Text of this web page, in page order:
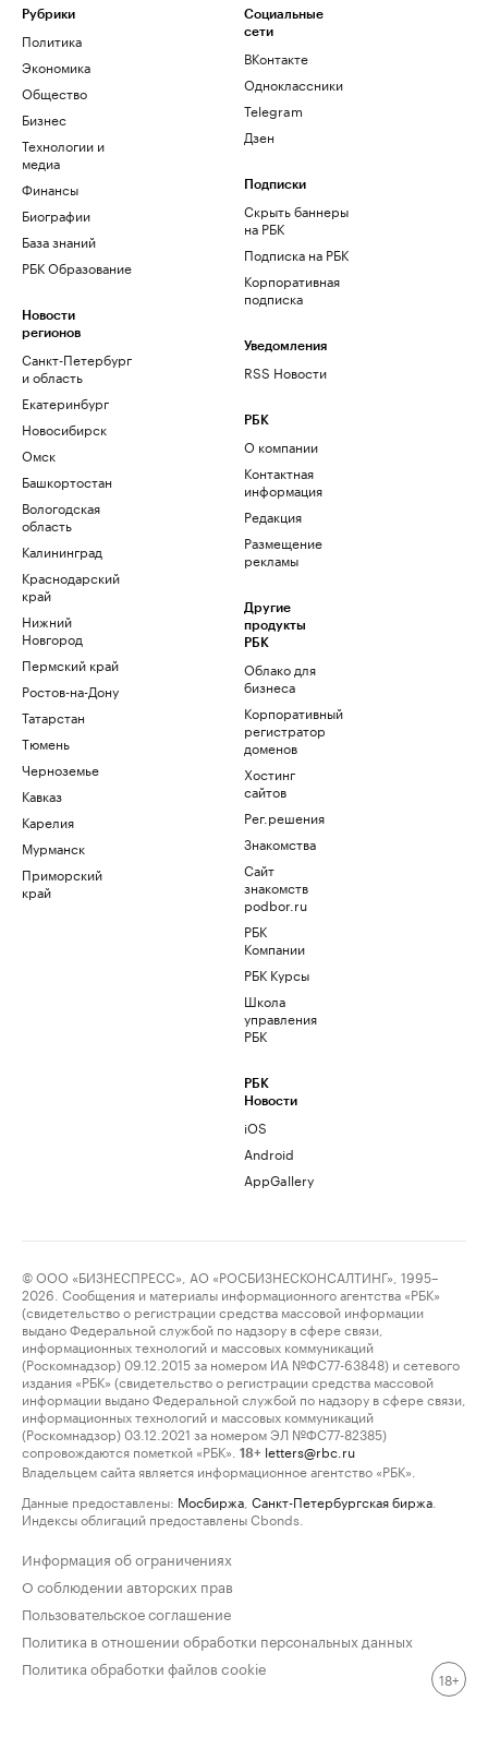
Рубрики
Политика
Экономика
Общество
Бизнес
Технологии и
медиа
Финансы
Биографии
База знаний
РБК Образование
Новости
регионов
Санкт-Петербург
и область
Екатеринбург
Новосибирск
Омск
Башкортостан
Вологодская
область
Калининград
Краснодарский
край
Нижний
Новгород
Пермский край
Ростов-на-Дону
Татарстан
Тюмень
Черноземье
Кавказ
Карелия
Мурманск
Приморский
край
Социальные
сети
ВКонтакте
Одноклассники
Telegram
Дзен
Подписки
Скрыть баннеры
на РБК
Подписка на РБК
Корпоративная
подписка
Уведомления
RSS Новости
РБК
О компании
Контактная
информация
Редакция
Размещение
рекламы
Другие
продукты
РБК
Облако для
бизнеса
Корпоративный
регистратор
доменов
Хостинг
сайтов
Рег.решения
Знакомства
Сайт
знакомств
podbor.ru
РБК
Компании
РБК Курсы
Школа
управления
РБК
РБК
Новости
iOS
Android
AppGallery
© ООО «БИЗНЕСПРЕСС», АО «РОСБИЗНЕСКОНСАЛТИНГ», 1995–
2026. Сообщения и материалы информационного агентства «РБК»
(свидетельство о регистрации средства массовой информации
выдано Федеральной службой по надзору в сфере связи,
информационных технологий и массовых коммуникаций
(Роскомнадзор) 09.12.2015 за номером ИА №ФС77-63848) и сетевого
издания «РБК» (свидетельство о регистрации средства массовой
информации выдано Федеральной службой по надзору в сфере связи,
информационных технологий и массовых коммуникаций
(Роскомнадзор) 03.12.2021 за номером ЭЛ №ФС77-82385)
сопровождаются пометкой «РБК».
18+ letters@rbc.ru
Владельцем сайта является информационное агентство «РБК».
Данные предоставлены: Мосбиржа Санкт-Петербургская биржа
Индексы облигаций предоставлены Cbonds.
Информация об ограничениях
О соблюдении авторских прав
Пользовательское соглашение
Политика в отношении обработки персональных данных
Политика обработки файлов cookie
18+